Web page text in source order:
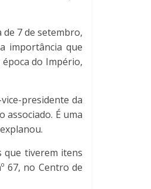
de 7 de setembro,
importância que
do Império,
presidente da
associado. É uma
que tiverem itens
67, no Centro de